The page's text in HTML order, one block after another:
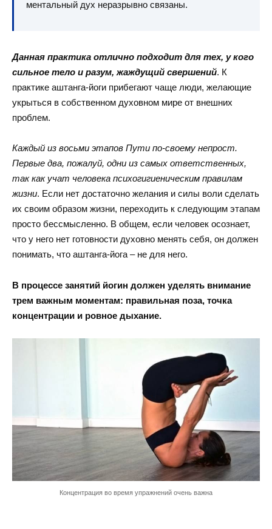
ментальный дух неразрывно связаны.
Данная практика отлично подходит для тех, у кого
сильное тело и разум, жаждущий свершений. К
практике аштанга-йоги прибегают чаще люди, желающие
укрыться в собственном духовном мире от внешних
проблем.
Каждый из восьми этапов Пути по-своему непрост.
Первые два, пожалуй, одни из самых ответственных,
так как учат человека психогигиеническим правилам
жизни. Если нет достаточно желания и силы воли сделать
их своим образом жизни, переходить к следующим этапам
просто бессмысленно. В общем, если человек осознает,
что у него нет готовности духовно менять себя, он должен
понимать, что аштанга-йога – не для него.
В процессе занятий йогин должен уделять внимание
трем важным моментам: правильная поза, точка
концентрации и ровное дыхание.
Концентрация во время упражнений очень важна